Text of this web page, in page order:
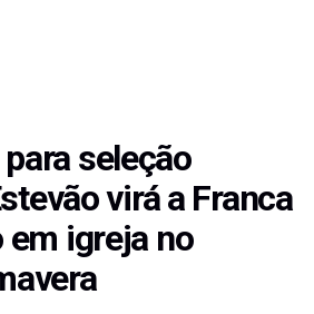
seleção
virá a Franca
em igreja no